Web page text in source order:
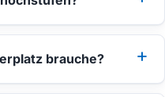
brauche?